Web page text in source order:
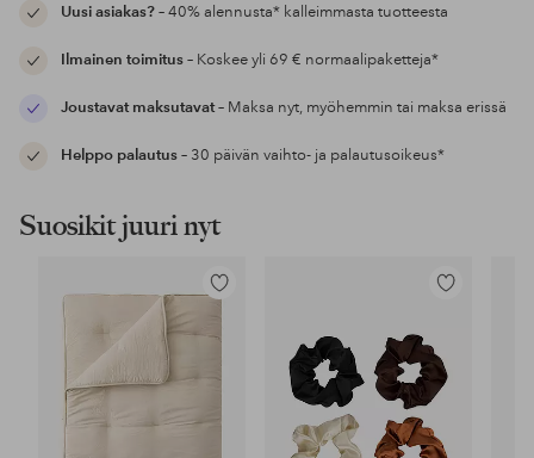
Uusi asiakas?– 40% alennusta* kalleimmasta tuotteesta
Ilmainen toimitus– Koskee yli 69 € normaalipaketteja*
Joustavat maksutavat– Maksa nyt, myöhemmin tai maksa erissä
Helppo palautus– 30 päivän vaihto- ja palautusoikeus*
Suosikit juuri nyt
Lisää
Lisää